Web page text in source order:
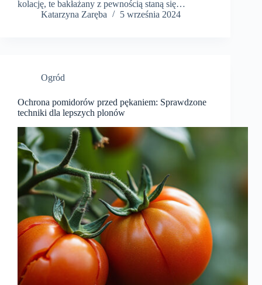
kolację, te bakłażany z pewnością staną się…
Katarzyna Zaręba
5 września 2024
Ogród
Ochrona pomidorów przed pękaniem: Sprawdzone
techniki dla lepszych plonów